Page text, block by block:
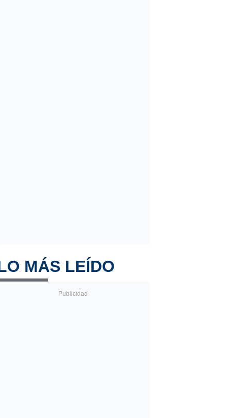
MÁS LEÍDO